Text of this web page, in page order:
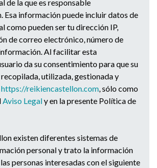
de la que es responsable
Esa información puede incluir datos de
como pueden ser tu dirección IP,
de correo electrónico, número de
Al facilitar esta
da su consentimiento para que su
utilizada, gestionada y
https://reikiencastellon.com, sólo como
Aviso Legaly en la presente Política de
existen diferentes sistemas de
personal y trato la información
personas interesadas con el siguiente